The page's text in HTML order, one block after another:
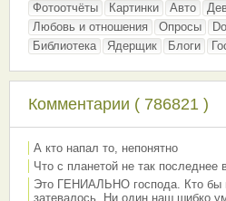
Фотоотчёты
Картинки Авто
Любовь и отношения
Опросы
Библиотека
Ядерщик Блоги
Комментарии ( 786821 )
А кто напал то, непонятно
Что с планетой не так
Это ГЕНИАЛЬНО господа. Кто бы
затевалось. Ни один наш шибко